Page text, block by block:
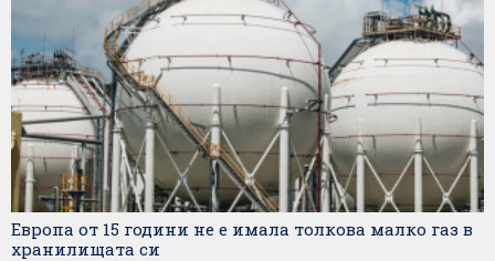
Европа от 15 години не е имала толкова малко газ в
хранилищата си